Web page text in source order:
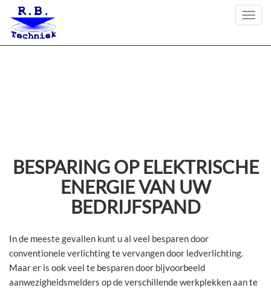
BESPARING OP ELEKTRISCHE
ENERGIE VAN UW
BEDRIJFSPAND
In de meeste gevallen kunt u al veel besparen door
conventionele verlichting te vervangen door ledverlichting.
Maar er is ook veel te besparen door bijvoorbeeld
aanwezigheidsmelders op de verschillende werkplekken aan te